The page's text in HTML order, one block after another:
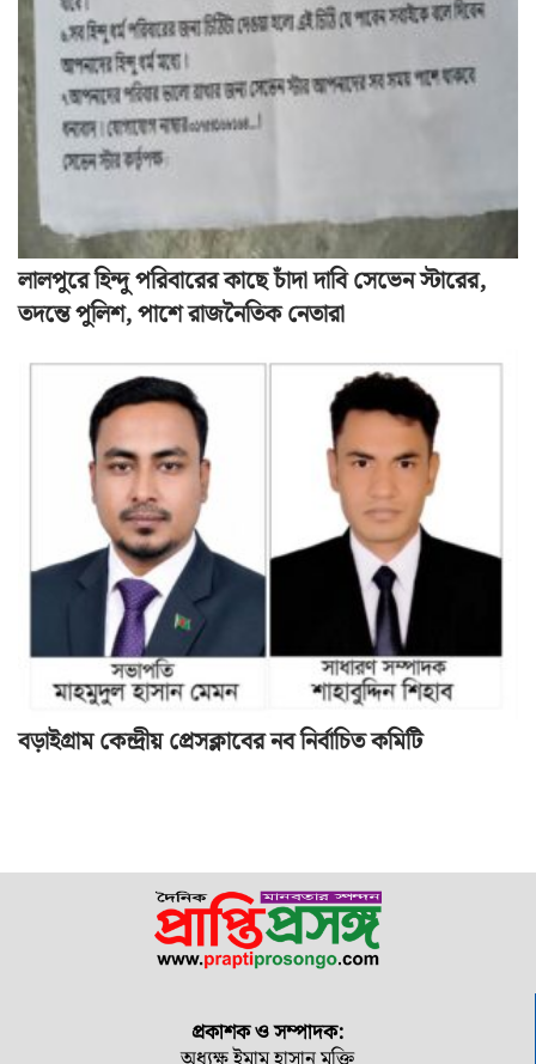
লালপুরে হিন্দু পরিবারের কাছে চাঁদা দাবি সেভেন স্টারের,
তদন্তে পুলিশ, পাশে রাজনৈতিক নেতারা
বড়াইগ্রাম কেন্দ্রীয় প্রেসক্লাবের নব নির্বাচিত কমিটি
প্রকাশক ও সম্পাদক: